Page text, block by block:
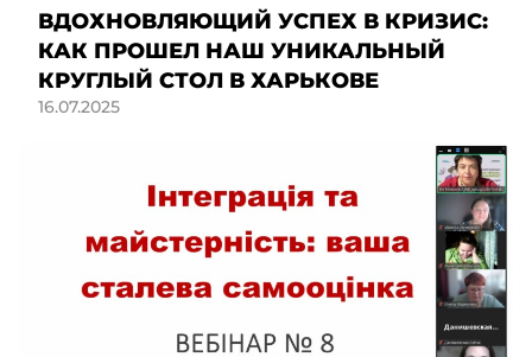
ВДОХНОВЛЯЮЩИЙ УСПЕХ В КРИЗИС:
КАК ПРОШЕЛ НАШ УНИКАЛЬНЫЙ
КРУГЛЫЙ СТОЛ В ХАРЬКОВЕ
16.07.2025